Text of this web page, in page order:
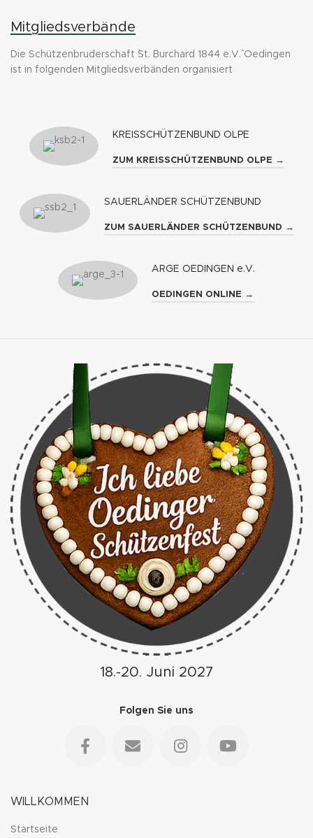
Mitgliedsverbände
Die Schützenbruderschaft ``St. Burchard 1844 e.V.`` Oedingen
ist in folgenden Mitgliedsverbänden organisiert
KREISSCHÜTZENBUND OLPE
ZUM KREISSCHÜTZENBUND OLPE →
SAUERLÄNDER SCHÜTZENBUND
ZUM SAUERLÄNDER SCHÜTZENBUND →
ARGE OEDINGEN e.V.
OEDINGEN ONLINE →
18.-20. Juni 2027
Folgen Sie uns
WILLKOMMEN
Startseite